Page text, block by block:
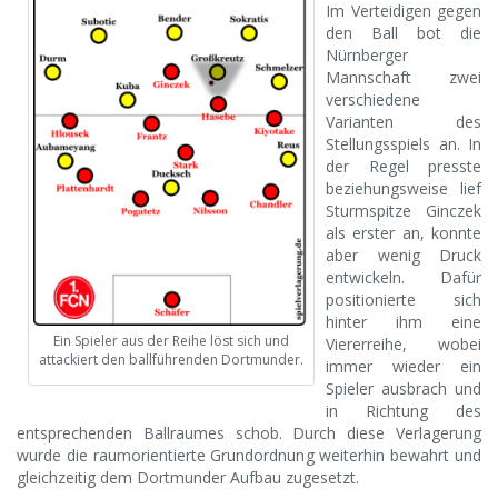
Ein Spieler aus der Reihe löst sich und
attackiert den ballführenden Dortmunder.
Im Verteidigen gegen
den Ball bot die
Nürnberger
Mannschaft zwei
verschiedene
Varianten des
Stellungsspiels an. In
der Regel presste
beziehungsweise lief
Sturmspitze Ginczek
als erster an, konnte
aber wenig Druck
entwickeln. Dafür
positionierte sich
hinter ihm eine
Viererreihe, wobei
immer wieder ein
Spieler ausbrach und
in Richtung des
entsprechenden Ballraumes schob. Durch diese Verlagerung
wurde die raumorientierte Grundordnung weiterhin bewahrt und
gleichzeitig dem Dortmunder Aufbau zugesetzt.